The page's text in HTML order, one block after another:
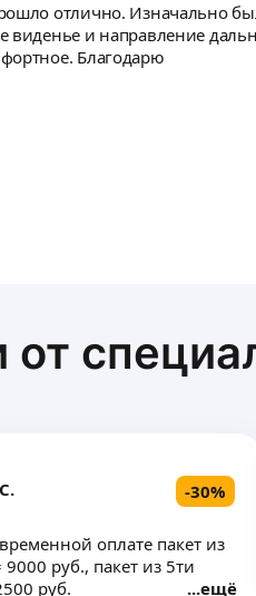
отлично. Изначально
виденье и направление
Благодарю
от
-30%
оплате пакет из
9000 руб., пакет из 5ти
руб.
ещё